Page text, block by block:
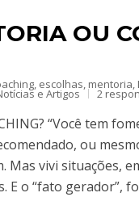
OU
, escolhas, mentoria,
e Artigos 2
“Você tem
ou
vivi situações,
E o “fato gerador”,